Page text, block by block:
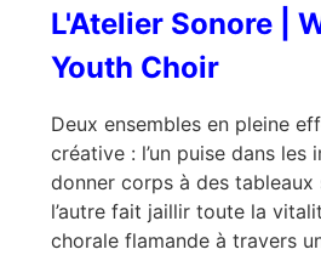
L'Atelier Sonore |
Youth Choir
Deux ensembles en pleine
créative : l’un puise dans les
donner corps à des tableaux
l’autre fait jaillir toute la
chorale flamande à travers